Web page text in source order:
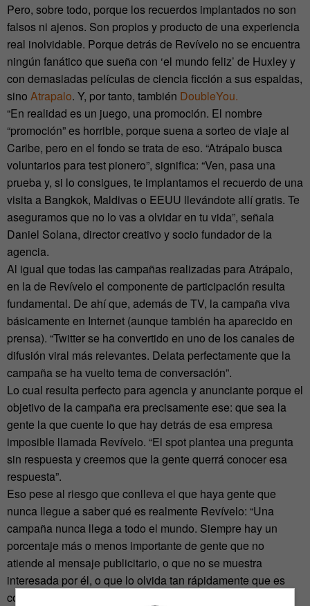
Pero, sobre todo, porque los recuerdos implantados no son
falsos ni ajenos. Son propios y producto de una experiencia
real inolvidable. Porque detrás de Revívelo no se encuentra
ningún fanático que sueña con ‘el mundo feliz’ de Huxley y
con demasiadas películas de ciencia ficción a sus espaldas,
sino Atrapalo. Y, por tanto, también DoubleYou.
“En realidad es un juego, una promoción. El nombre
“promoción” es horrible, porque suena a sorteo de viaje al
Caribe, pero en el fondo se trata de eso. “Atrápalo busca
voluntarios para test pionero”, significa: “Ven, pasa una
prueba y, si lo consigues, te implantamos el recuerdo de una
visita a Bangkok, Maldivas o EEUU llevándote allí gratis. Te
aseguramos que no lo vas a olvidar en tu vida”, señala
Daniel Solana, director creativo y socio fundador de la
agencia.
Al igual que todas las campañas realizadas para Atrápalo,
en la de Revívelo el componente de participación resulta
fundamental. De ahí que, además de TV, la campaña viva
básicamente en Internet (aunque también ha aparecido en
prensa). “Twitter se ha convertido en uno de los canales de
difusión viral más relevantes. Delata perfectamente que la
campaña se ha vuelto tema de conversación”.
Lo cual resulta perfecto para agencia y anunciante porque el
objetivo de la campaña era precisamente ese: que sea la
gente la que cuente lo que hay detrás de esa empresa
imposible llamada Revívelo. “El spot plantea una pregunta
sin respuesta y creemos que la gente querrá conocer esa
respuesta”.
Eso pese al riesgo que conlleva el que haya gente que
nunca llegue a saber qué es realmente Revívelo: “Una
campaña nunca llega a todo el mundo. Siempre hay un
porcentaje más o menos importante de gente que no
atiende al mensaje publicitario, o que no se muestra
interesada por él, o que lo olvida tan rápidamente que es
como si nunca lo hubiera escuchado. Pero en este caso